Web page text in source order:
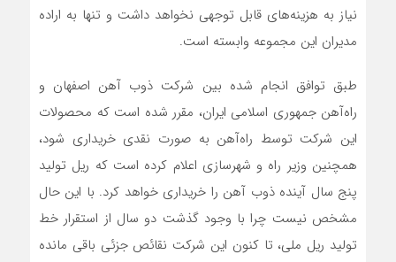
نیاز به هزینه‌های قابل توجهی نخواهد داشت و تنها به اراده
مدیران این مجموعه وابسته است.
طبق توافق انجام شده بین شرکت ذوب آهن اصفهان و
راه‌آهن جمهوری اسلامی ایران، مقرر شده است که محصولات
این شرکت توسط راه‌آهن به صورت نقدی خریداری شود،
همچنین وزیر راه و شهرسازی اعلام کرده است که ریل تولید
پنج سال آینده ذوب آهن را خریداری خواهد کرد. با این حال
مشخص نیست چرا با وجود گذشت دو سال از استقرار خط
تولید ریل ملی، تا کنون این شرکت نقائص جزئی باقی مانده